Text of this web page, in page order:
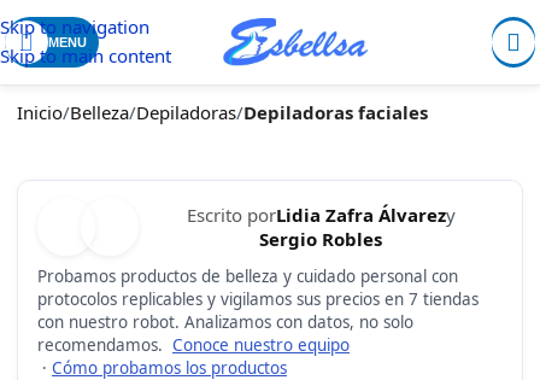
Skip to navigation
Skip to main content
MENU
Inicio/Belleza/Depiladoras/Depiladoras faciales
Escrito porLidia Zafra Álvarezy
Sergio Robles
Probamos productos de belleza y cuidado personal con
protocolos replicables y vigilamos sus precios en 7 tiendas
con nuestro robot. Analizamos con datos, no solo
recomendamos. Conoce nuestro equipo
· Cómo probamos los productos